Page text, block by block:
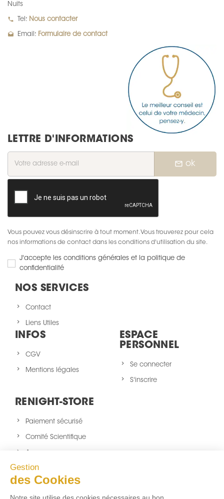
Gestion
des Cookies
Nuits
local_phone Tel: Nous contacter
drafts Email: Formulaire de contact
LETTRE D'INFORMATIONS
mail_outline ok
Vous pouvez vous désinscrire à tout moment. Vous trouverez pour cela
nos informations de contact dans les conditions d'utilisation du site.
J'accepte les conditions générales et la politique de
confidentialité
NOS SERVICES
Contact
Liens Utiles
INFOS
CGV
Mentions légales
ESPACE
PERSONNEL
Se connecter
S'inscrire
RENIGHT-STORE
Paiement sécurisé
Comité Scientifique
A propos
Nouveaux produits
sitemap